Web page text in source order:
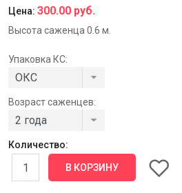
Цена: 300.00 руб.
Высота саженца 0.6 м.
Упаковка КС:
Возраст саженцев:
Количество: